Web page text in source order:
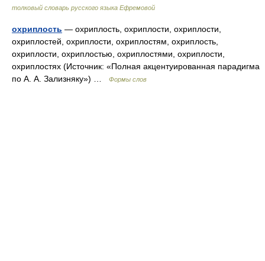
толковый словарь русского языка Ефремовой
охриплость — охриплость, охриплости, охриплости,
охриплостей, охриплости, охриплостям, охриплость,
охриплости, охриплостью, охриплостями, охриплости,
охриплостях (Источник: «Полная акцентуированная парадигма
по А. А. Зализняку») …
Формы слов